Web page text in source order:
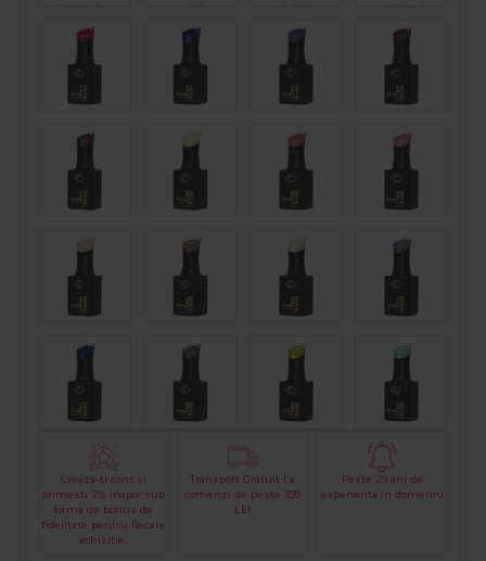
Creaza-ti cont si
primesti 2% inapoi sub
forma de bonus de
fidelitate pentru fiecare
achizitie.
Transport Gratuit La
comenzi de peste 399
LEI
Peste 29 ani de
experienta in domeniu